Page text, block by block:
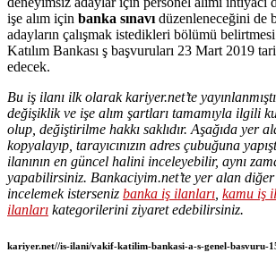
işe alım için banka sınavı düzenleneceğini
adayların çalışmak istedikleri bölümü
Katılım Bankası ş başvuruları 23 Mart 2019
edecek.
Bu iş ilanı ilk olarak kariyer.net’te
değişiklik ve işe alım şartları tamamıyla ilgili
olup, değiştirilme hakkı saklıdır. Aşağıda yer
kopyalayıp, tarayıcınızın adres çubuğuna
ilanının en güncel halini inceleyebilir, aynı
yapabilirsiniz. Bankaciyim.net’te yer alan diğer
incelemek isterseniz banka iş ilanları kamu iş
ilanları kategorilerini ziyaret edebilirsiniz.
kariyer.net//is-ilani/vakif-katilim-bankasi-a-s-genel-basvuru-